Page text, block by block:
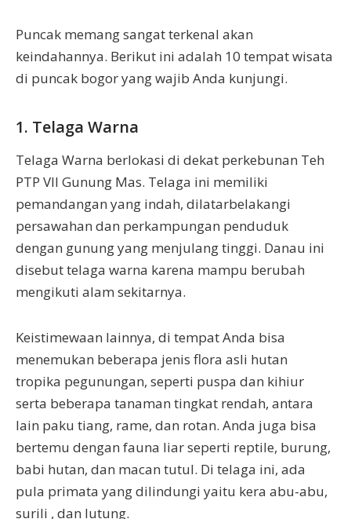
Puncak memang sangat terkenal akan
keindahannya. Berikut ini adalah 10 tempat wisata
di puncak bogor yang wajib Anda kunjungi.
1. Telaga Warna
Telaga Warna berlokasi di dekat perkebunan Teh
PTP VII Gunung Mas. Telaga ini memiliki
pemandangan yang indah, dilatarbelakangi
persawahan dan perkampungan penduduk
dengan gunung yang menjulang tinggi. Danau ini
disebut telaga warna karena mampu berubah
mengikuti alam sekitarnya.
Keistimewaan lainnya, di tempat Anda bisa
menemukan beberapa jenis flora asli hutan
tropika pegunungan, seperti puspa dan kihiur
serta beberapa tanaman tingkat rendah, antara
lain paku tiang, rame, dan rotan. Anda juga bisa
bertemu dengan fauna liar seperti reptile, burung,
babi hutan, dan macan tutul. Di telaga ini, ada
pula primata yang dilindungi yaitu kera abu-abu,
surili , dan lutung.